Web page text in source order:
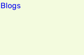
Blogs